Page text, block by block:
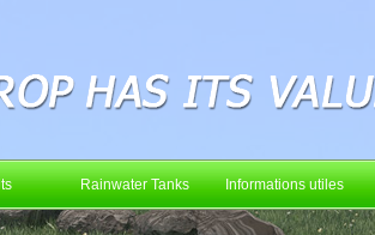
Rainwater Tanks Informations utiles